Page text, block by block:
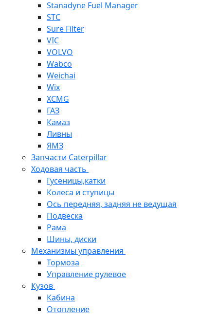
Stanadyne Fuel Manager
STC
Sure Filter
VIC
VOLVO
Wabco
Weichai
Wix
XCMG
ГАЗ
Камаз
Ливны
ЯМЗ
Запчасти Caterpillar
Ходовая часть
Гусеницы,катки
Колеса и ступицы
Ось передняя, задняя не ведущая
Подвеска
Рама
Шины, диски
Механизмы управления
Тормоза
Управление рулевое
Кузов
Кабина
Отопление